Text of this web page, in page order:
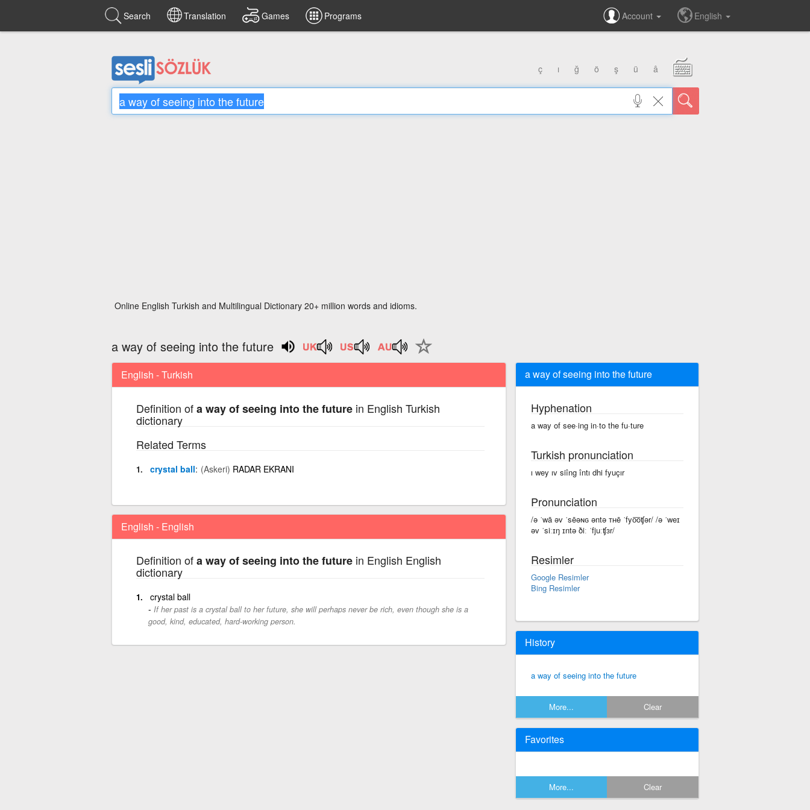
Search Translation Games Programs Account English
ç ı ğ ö ş ü â
Online English Turkish and Multilingual Dictionary 20+ million words and idioms.
a way of seeing into the future
English - Turkish
Definition ofa way of seeing into the futurein English Turkish
dictionary
Related Terms
crystal ball (Askeri) RADAR EKRANI
English - English
Definition ofa way of seeing into the futurein English English
dictionary
crystal ball
If her past is a crystal ball to her future, she will perhaps never be rich, even though she is a
good, kind, educated, hard-working person.
a way of seeing into the future
Hyphenation
a way of see·ing in·to the fu·ture
Turkish pronunciation
ı wey ıv siîng întı dhi fyuçır
Pronunciation
/ə ˈwā əv ˈsēəɴɢ əntə ᴛʜē ˈfyo͞oʧər/ /ə ˈweɪ
əv ˈsiːɪŋ ɪntə ðiː ˈfjuːʧɜr/
Resimler
Google Resimler
Bing Resimler
History
a way of seeing into the future
More... Clear
Favorites
More... Clear